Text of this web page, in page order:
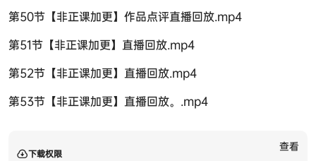
第50节【非正课加更】作品点评直播回放.mp4
第51节【非正课加更】直播回放.mp4
第52节【非正课加更】直播回放.mp4
第53节【非正课加更】直播回放。.mp4
下载权限
查看